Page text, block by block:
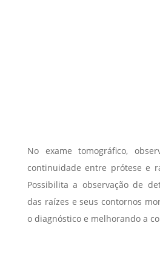
No exame tomográfico,
continuidade entre prótese e
Possibilita a observação de
das raízes e seus contornos
o diagnóstico e melhorando a